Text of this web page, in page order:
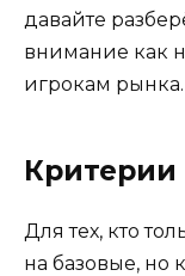
давайте
внимание как
игрокам рынка.
Критерии
Для тех, кто
на базовые, но